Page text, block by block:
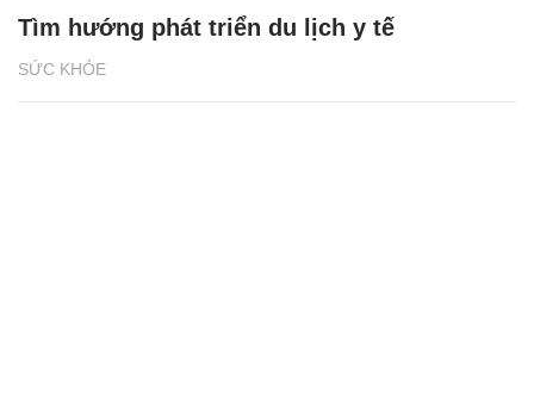
SỨC KHỎE
Tìm hướng phát triển du lịch y tế